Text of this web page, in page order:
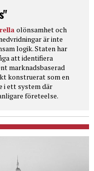
olönsamhet och
är inte
logik. Staten har
att identifiera
marknadsbaserad
konstruerat som en
i ett system där
företeelse.